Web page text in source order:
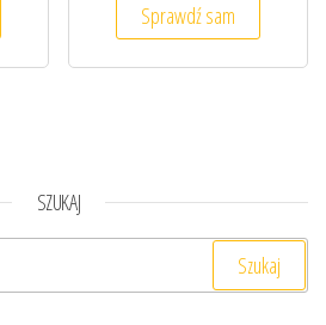
Sprawdź sam
SZUKAJ